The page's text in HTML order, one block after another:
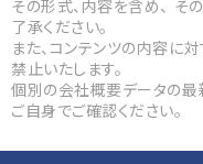
その形式、内容を含め、 そ
了承ください。
また、コンテンツの内容に
禁止いたします。
個別の会社概要データの最
ご自身でご確認ください。